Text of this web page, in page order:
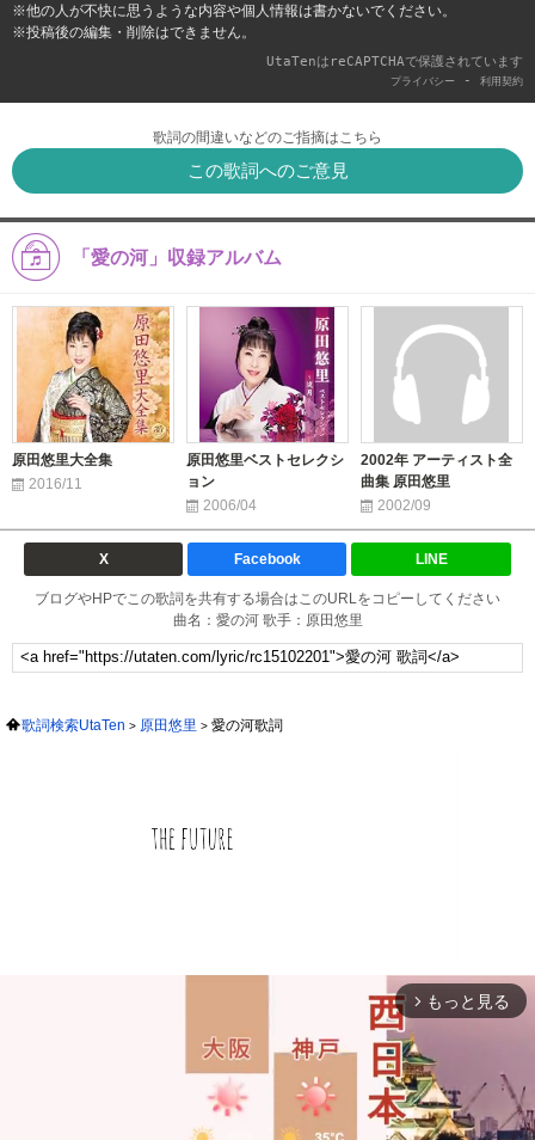
※他の人が不快に思うような内容や個人情報は書かないでください。
※投稿後の編集・削除はできません。
UtaTenはreCAPTCHAで保護されています
プライバシー - 利用契約
歌詞の間違いなどのご指摘はこちら
この歌詞へのご意見
「愛の河」収録アルバム
原田悠里大全集
2016/11
原田悠里ベストセレクシ
ョン
2006/04
2002年 アーティスト全
曲集 原田悠里
2002/09
X Facebook LINE
ブログやHPでこの歌詞を共有する場合はこのURLをコピーしてください
曲名：愛の河 歌手：原田悠里
歌詞検索UtaTen 原田悠里 愛の河歌詞
arrow_forward_ios もっと見る